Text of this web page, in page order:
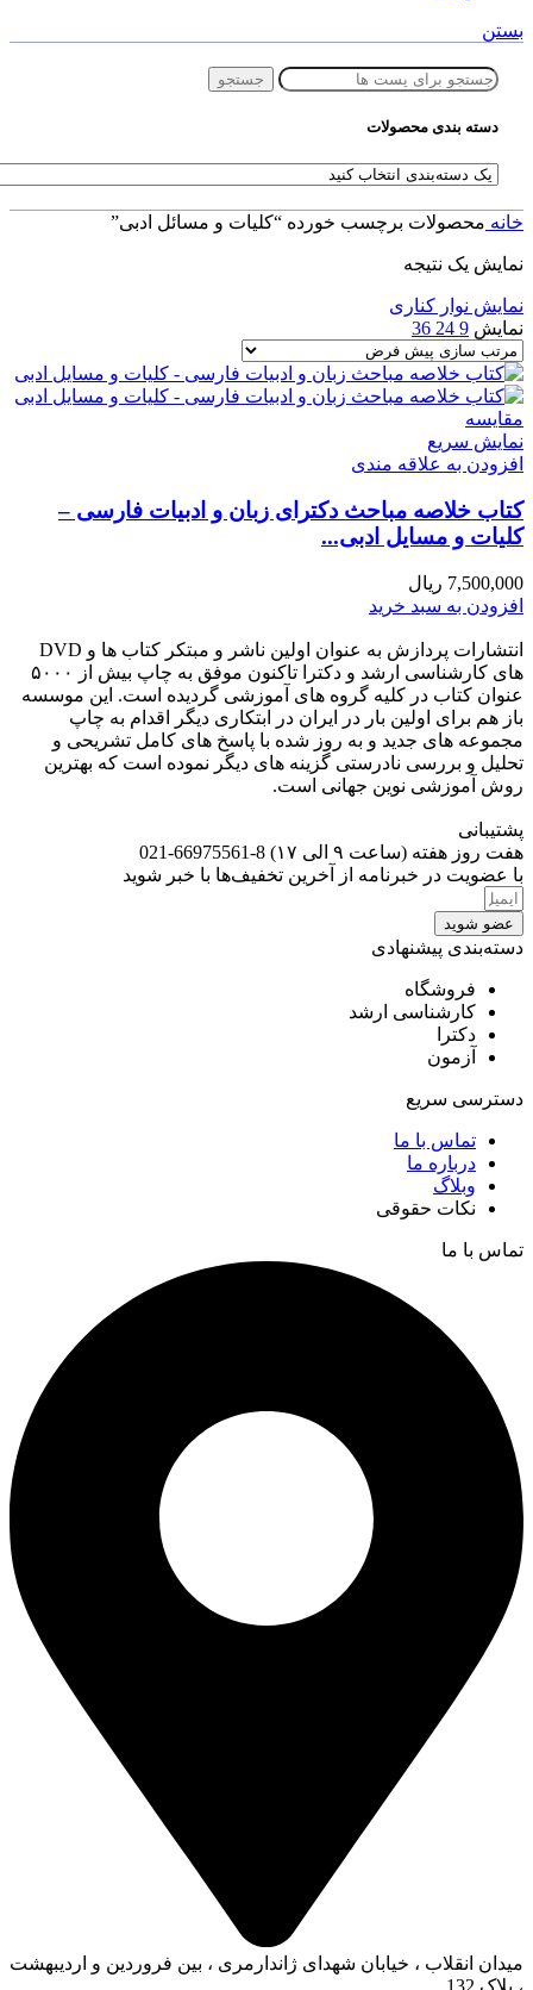
بستن
جستجو
دسته بندی محصولات
خانه محصولات برچسب خورده “کلیات و مسائل ادبی”
نمایش یک نتیجه
نمایش نوار کناری
نمایش 9
24
36
مقايسه
نمایش سریع
افزودن به علاقه مندی
کتاب خلاصه مباحث دکترای زبان و ادبیات فارسی –
کلیات و مسایل ادبی...
7,500,000 ریال
افزودن به سبد خرید
انتشارات پردازش به عنوان اولین ناشر و مبتکر کتاب ها و DVD
های کارشناسی ارشد و دکترا تاکنون موفق به چاپ بیش از ۵۰۰۰
عنوان کتاب در کلیه گروه های آموزشی گردیده است. این موسسه
باز هم برای اولین بار در ایران در ابتکاری دیگر اقدام به چاپ
مجموعه های جدید و به روز شده با پاسخ های کامل تشریحی و
تحلیل و بررسی نادرستی گزینه های دیگر نموده است که بهترین
روش آموزشی نوین جهانی است.
پشتیبانی
هفت روز هفته (ساعت ۹ الی ۱۷) 8-66975561-021
با عضویت در خبرنامه از آخرین تخفیف‌ها با خبر شوید
عضو شوید
دسته‌بندی پیشنهادی
فروشگاه
کارشناسی ارشد
دکترا
آزمون
دسترسی سریع
تماس با ما
درباره ما
وبلاگ
نکات حقوقی
تماس با ما
میدان انقلاب ، خیابان شهدای ژاندارمری ، بین فروردین و اردیبهشت